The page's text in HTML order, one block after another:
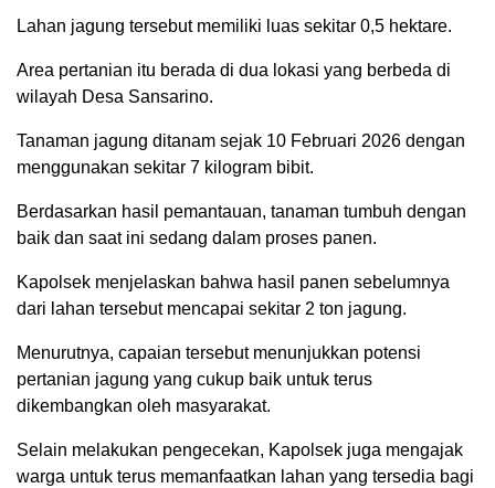
Lahan jagung tersebut memiliki luas sekitar 0,5 hektare.
Area pertanian itu berada di dua lokasi yang berbeda di
wilayah Desa Sansarino.
Tanaman jagung ditanam sejak 10 Februari 2026 dengan
menggunakan sekitar 7 kilogram bibit.
Berdasarkan hasil pemantauan, tanaman tumbuh dengan
baik dan saat ini sedang dalam proses panen.
Kapolsek menjelaskan bahwa hasil panen sebelumnya
dari lahan tersebut mencapai sekitar 2 ton jagung.
Menurutnya, capaian tersebut menunjukkan potensi
pertanian jagung yang cukup baik untuk terus
dikembangkan oleh masyarakat.
Selain melakukan pengecekan, Kapolsek juga mengajak
warga untuk terus memanfaatkan lahan yang tersedia bagi